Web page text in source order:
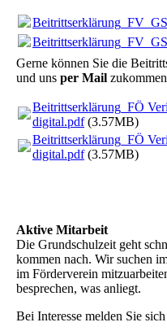
Gerne können Sie die
und uns per Mail
Beitrittserklärung_FÖ
digital.pdf(3.57MB)
Beitrittserklärung_FÖ
digital.pdf(3.57MB)
Aktive Mitarbeit
Die Grundschulzeit geht
kommen nach. Wir suchen
im Förderverein
besprechen, was anliegt.
Bei Interesse melden Sie